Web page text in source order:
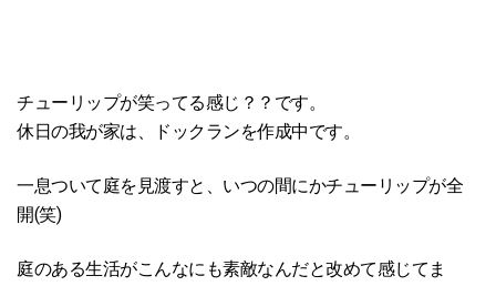
チューリップが笑ってる感じ？？です。
休日の我が家は、ドックランを作成中です。
一息ついて庭を見渡すと、いつの間にかチューリップが全
開(笑)
庭のある生活がこんなにも素敵なんだと改めて感じてま